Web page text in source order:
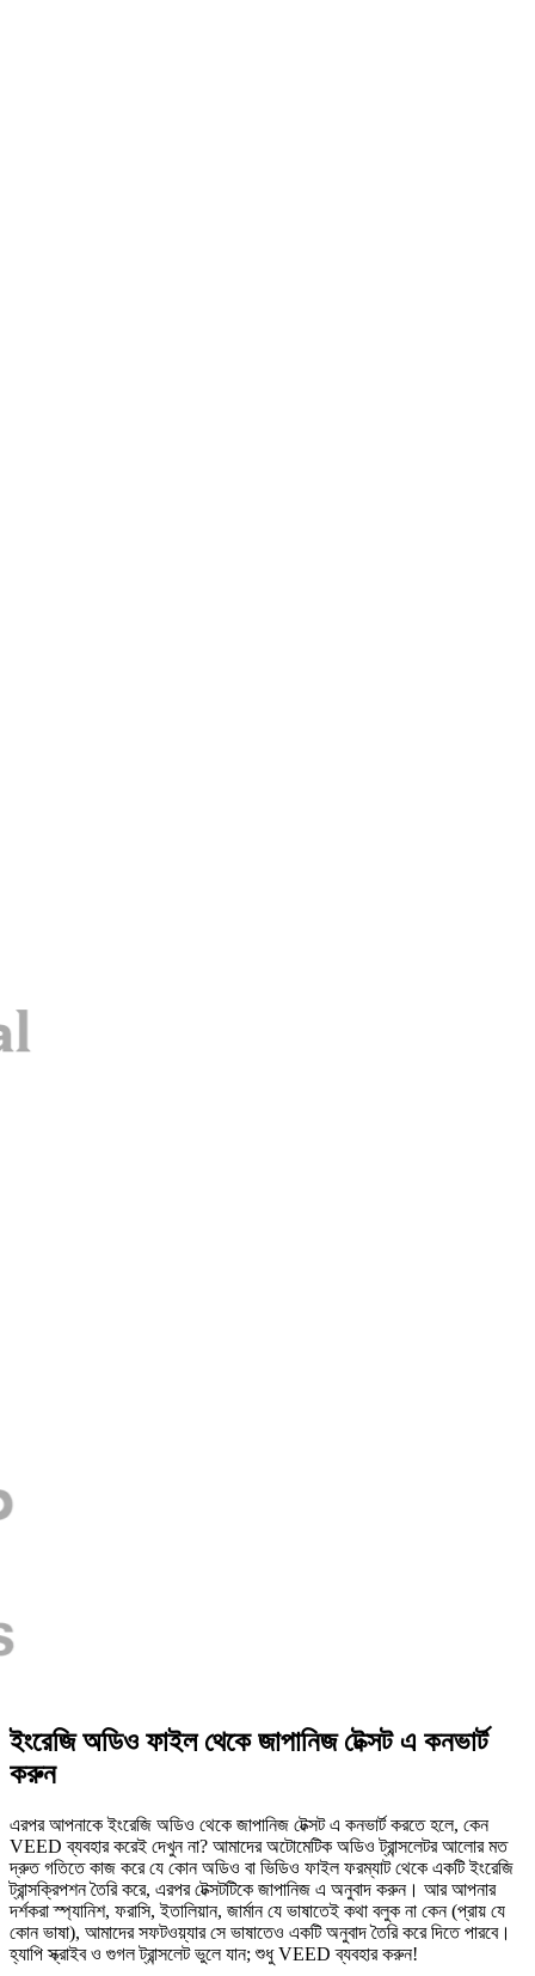
ইংরেজি অডিও ফাইল থেকে জাপানিজ টেক্সট এ কনভার্ট
করুন
এরপর আপনাকে ইংরেজি অডিও থেকে জাপানিজ টেক্সট এ কনভার্ট করতে হলে, কেন
VEED ব্যবহার করেই দেখুন না? আমাদের অটোমেটিক অডিও ট্রান্সলেটর আলোর মত
দ্রুত গতিতে কাজ করে যে কোন অডিও বা ভিডিও ফাইল ফরম্যাট থেকে একটি ইংরেজি
ট্রান্সক্রিপশন তৈরি করে, এরপর টেক্সটটিকে জাপানিজ এ অনুবাদ করুন। আর আপনার
দর্শকরা স্প্যানিশ, ফরাসি, ইতালিয়ান, জার্মান যে ভাষাতেই কথা বলুক না কেন (প্রায় যে
কোন ভাষা), আমাদের সফটওয়্যার সে ভাষাতেও একটি অনুবাদ তৈরি করে দিতে পারবে।
হ্যাপি স্ক্রাইব ও গুগল ট্রান্সলেট ভুলে যান; শুধু VEED ব্যবহার করুন!